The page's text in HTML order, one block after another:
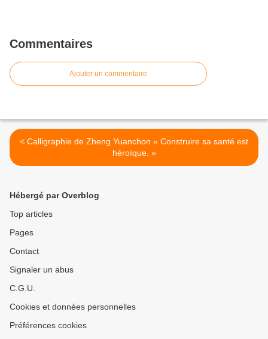
Commentaires
Ajouter un commentaire
< Calligraphie de Zheng Yuanchon « Construire sa santé est
héroïque. »
Hébergé par Overblog
Top articles
Pages
Contact
Signaler un abus
C.G.U.
Cookies et données personnelles
Préférences cookies